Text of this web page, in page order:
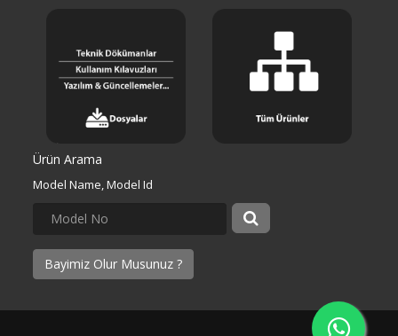
Ürün Arama
Model Name, Model Id
Bayimiz Olur Musunuz ?